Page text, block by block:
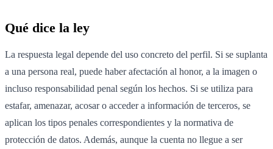
Qué dice la ley
La respuesta legal depende del uso concreto del perfil. Si se suplanta
a una persona real, puede haber afectación al honor, a la imagen o
incluso responsabilidad penal según los hechos. Si se utiliza para
estafar, amenazar, acosar o acceder a información de terceros, se
aplican los tipos penales correspondientes y la normativa de
protección de datos. Además, aunque la cuenta no llegue a ser